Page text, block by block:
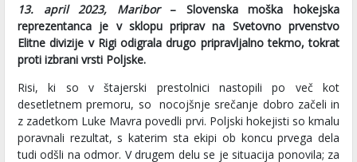
13. april 2023, Maribor– Slovenska moška hokejska
reprezentanca je v sklopu priprav na Svetovno prvenstvo
Elitne divizije v Rigi odigrala drugo pripravljalno tekmo, tokrat
proti izbrani vrsti Poljske.
Risi, ki so v štajerski prestolnici nastopili po več kot
desetletnem premoru, so nocojšnje srečanje dobro začeli in
z zadetkom Luke Mavra povedli prvi. Poljski hokejisti so kmalu
poravnali rezultat, s katerim sta ekipi ob koncu prvega dela
tudi odšli na odmor. V drugem delu se je situacija ponovila; za